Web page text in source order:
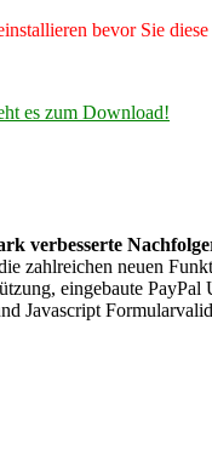
bevor Sie
es zum Download!
verbesserte
zahlreichen neuen
eingebaute
Javascript